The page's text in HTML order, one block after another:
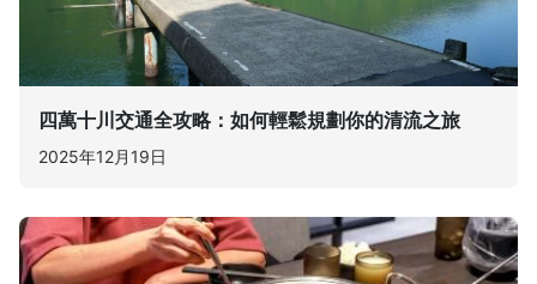
四萬十川交通全攻略：如何輕鬆規劃你的清流之旅
2025年12月19日